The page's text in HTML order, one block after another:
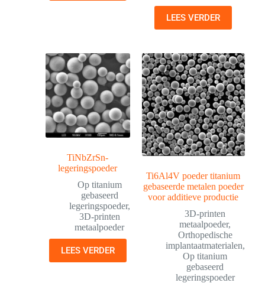
LEES VERDER
TiNbZrSn-
legeringspoeder
Op titanium
gebaseerd
legeringspoeder,
3D-printen
metaalpoeder
LEES VERDER
Ti6Al4V poeder titanium
gebaseerde metalen poeder
voor additieve productie
3D-printen
metaalpoeder,
Orthopedische
implantaatmaterialen,
Op titanium
gebaseerd
legeringspoeder